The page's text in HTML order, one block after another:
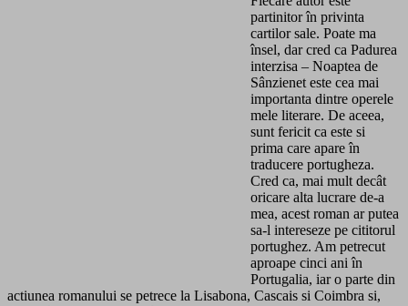
partinitor în privinta
cartilor sale. Poate ma
însel, dar cred ca Padurea
interzisa – Noaptea de
Sânzienet este cea mai
importanta dintre operele
mele literare. De aceea,
sunt fericit ca este si
prima care apare în
traducere portugheza.
Cred ca, mai mult decât
oricare alta lucrare de-a
mea, acest roman ar putea
sa-l intereseze pe cititorul
portughez. Am petrecut
aproape cinci ani în
Portugalia, iar o parte din
actiunea romanului se petrece la Lisabona, Cascais si Coimbra si,